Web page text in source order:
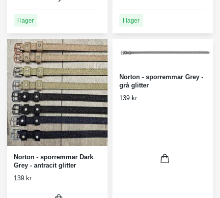
I lager I lager
Norton - sporremmar Dark
Grey - antracit glitter
139 kr
Norton - sporremmar Grey -
grå glitter
139 kr